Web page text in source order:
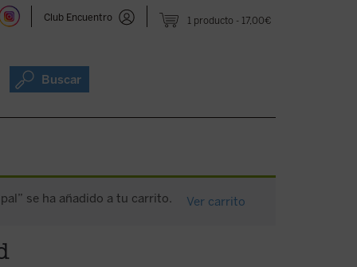
1 producto 17,00€
Club Encuentro
Buscar
se ha añadido a tu carrito. Ver carrito